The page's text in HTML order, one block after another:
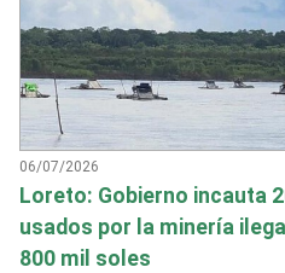
06/07/2026
Loreto: Gobierno incauta
usados por la minería
800 mil soles